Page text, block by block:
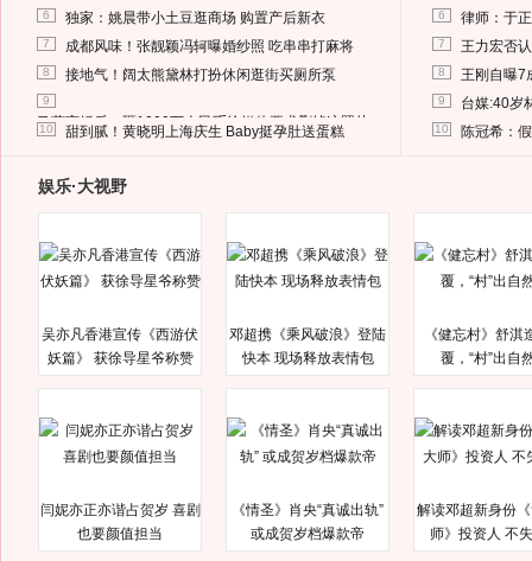
6 独家：姚晨带小土豆逛商场 购置产后新衣
7 成都风味！张靓颖冯轲曝婚纱照 吃串串打麻将
8 接地气！阔太熊黛林打扮休闲逛街买厕所泵
9
马蓉离婚后，砸1000万人民币给媒体要求删掉这照片
10 甜到腻！黄晓明上海庆生 Baby挺孕肚送蛋糕
6 律师：于
7 王力宏否
8 王刚自曝7
9 台媒:40岁
10 陈冠希：
娱乐·大视野
吴亦凡香港宣传《西游伏
妖篇》 获徐导星爷称赞
邓超携《乘风破浪》登陆
快本 现场释放表情包
《健忘村》舒淇
覆，“村”出自
闫妮亦正亦谐占贺岁 喜剧
也要颜值担当
《情圣》肖央“真诚出轨”
或成贺岁档爆款帝
解读邓超新身份
师》投资人 不